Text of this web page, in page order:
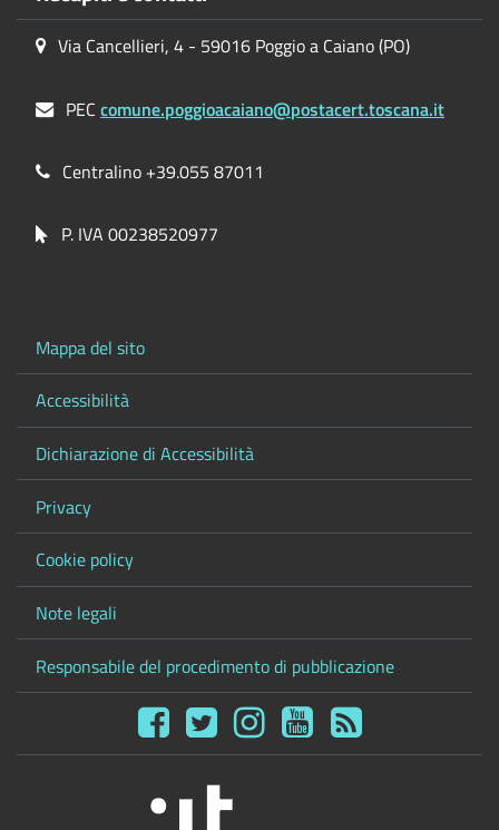
Via Cancellieri, 4 - 59016 Poggio a Caiano (PO)
PECcomune.poggioacaiano@postacert.toscana.it
Centralino +39.055 87011
P. IVA 00238520977
Mappa del sito
Accessibilità
Dichiarazione di Accessibilità
Privacy
Cookie policy
Note legali
Responsabile del procedimento di pubblicazione